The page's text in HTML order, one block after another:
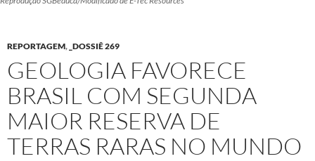
REPORTAGEM, _DOSSIÊ 269
GEOLOGIA FAVORECE
BRASIL COM SEGUNDA
MAIOR RESERVA DE
TERRAS RARAS NO MUNDO